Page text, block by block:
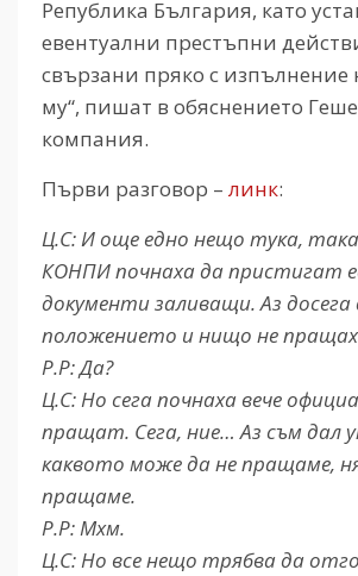
Република България, като
евентуални престъпни
свързани пряко с изпълнение
му“, пишат в обяснението
компания.
Първи разговор – линк:
Ц.С: И още едно нещо тука,
КОНПИ почнаха да пристигат
документи заливащи. Аз
положението и нищо не
Р.Р: Да?
Ц.С: Но сега почнаха вече
пращат. Сега, ние… Аз съм дал
каквото може да не пращаме,
пращаме.
Р.Р: Мхм.
Ц.С: Но все нещо трябва да